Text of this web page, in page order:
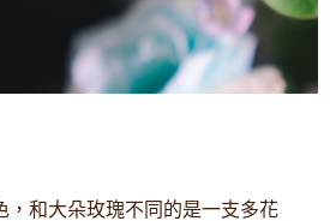
，和大朵玫瑰不同的是一支多花